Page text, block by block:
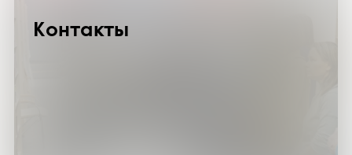
Контакты